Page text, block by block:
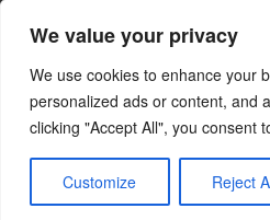
We value your privacy
We use cookies to enhance your
personalized ads or content, and
clicking "Accept All", you consent
Customize Reject
Rumores
Uncategorized
Copyright © 2026 ¡Cargad!
.